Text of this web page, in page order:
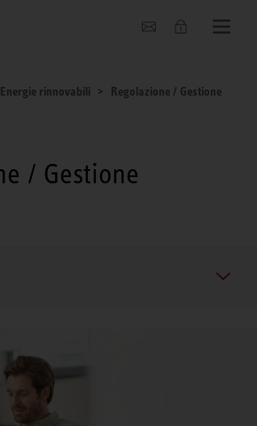
Energie rinnovabili
Regolazione / Gestione
/ Gestione